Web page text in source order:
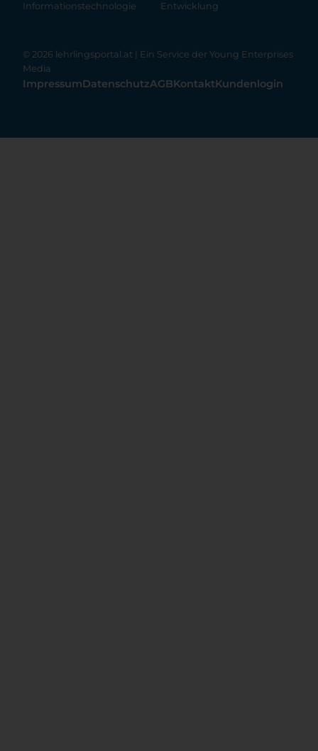
Informationstechnologie
Entwicklung
© 2026 lehrlingsportal.at | Ein Service der Young Enterprises
Media
ImpressumDatenschutzAGBKontaktKundenlogin